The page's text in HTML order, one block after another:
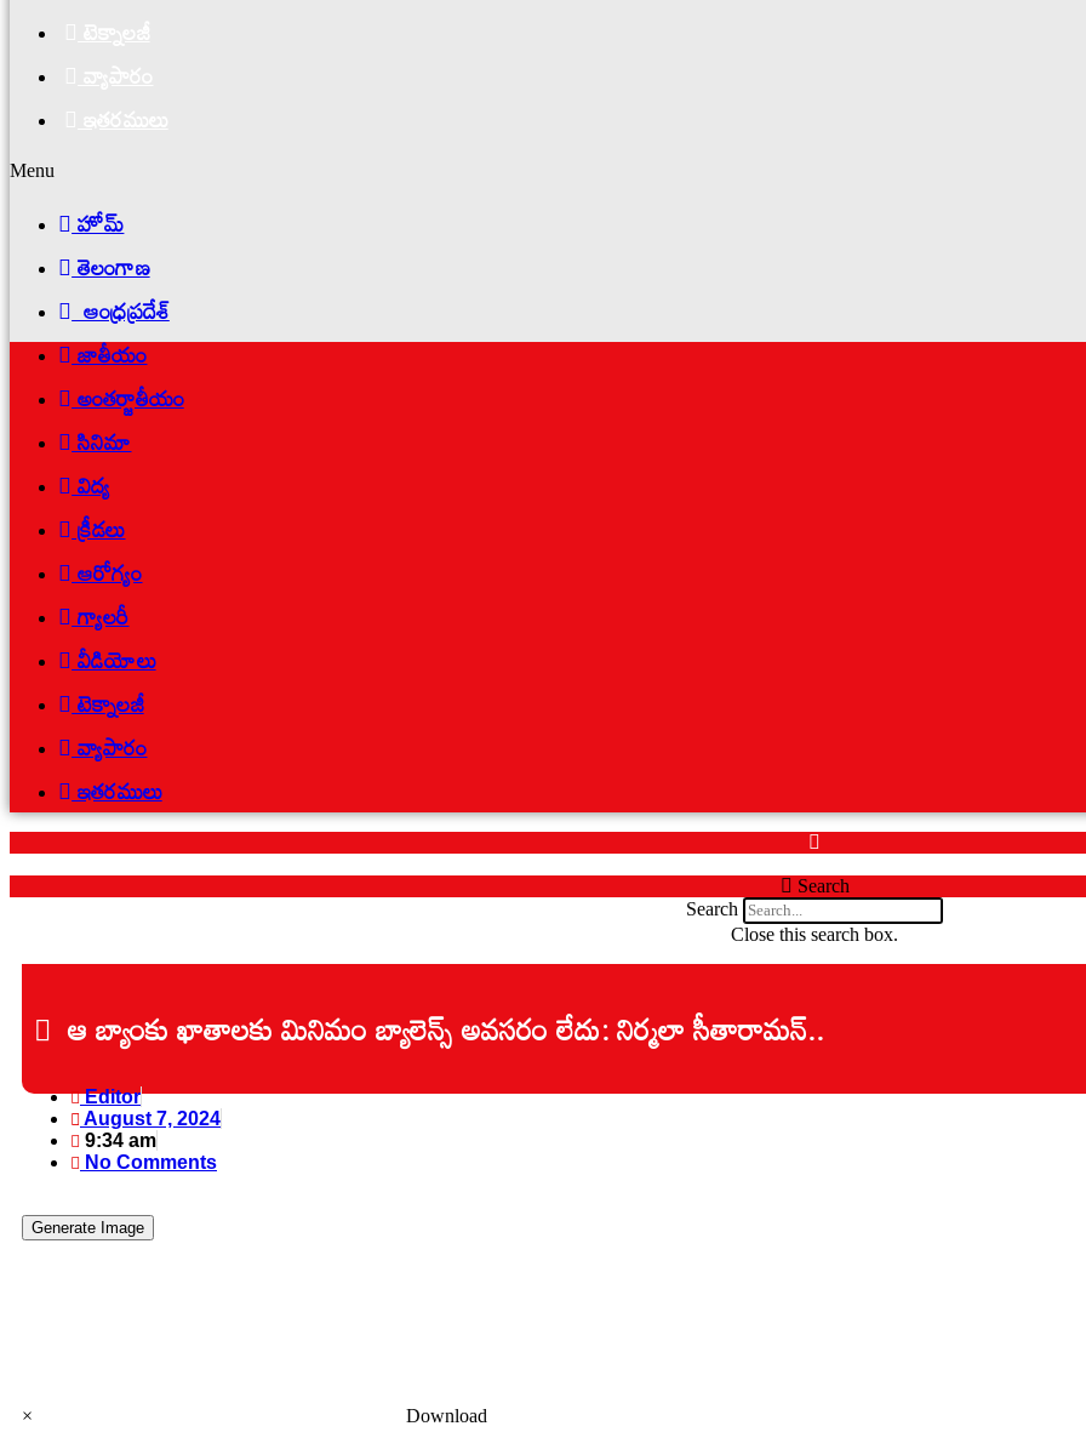
Menu
హోమ్
తెలంగాణ
ఆంధ్రప్రదేశ్
జాతీయం
అంతర్జాతీయం
సినిమా
విద్య
క్రీడలు
ఆరోగ్యం
గ్యాలరీ
వీడియోలు
టెక్నాలజీ
వ్యాపారం
ఇతరములు
Search
Search
Close this search box.
ఆ బ్యాంకు ఖాతాలకు మినిమం బ్యాలెన్స్ అవసరం లేదు: నిర్మలా సీతారామన్..
Editor
August 7, 2024
9:34 am
No Comments
Generate Image
× Download